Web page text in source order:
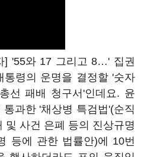
] '55와 17 그리고 8…' 집권
령의 운명을 결정할 '숫자
선 패배 청구서'인데요. 윤
과한 '채상병 특검법'(순직
및 사건 은폐 등의 진상규명
등에 관한 법률안)에 10번